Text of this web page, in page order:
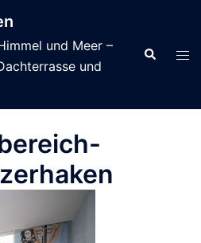
und Meer –
und
Suche